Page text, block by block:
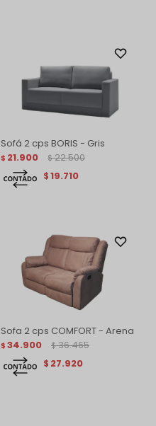
Sofá 2 cps BORIS - Gris
$ 21.900 $ 22.500
$19.710
Sofa 2 cps COMFORT - Arena
$ 34.900 $ 36.465
$ 27.920